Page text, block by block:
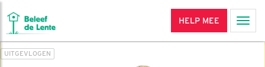
HELP MEE
UITGEVLOGEN